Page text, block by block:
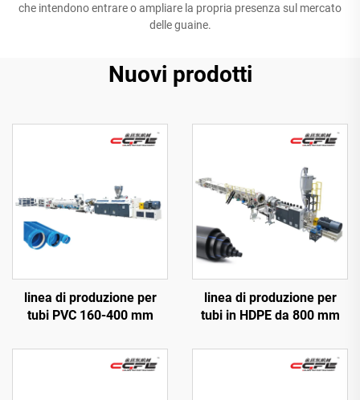
che intendono entrare o ampliare la propria presenza sul mercato
delle guaine.
Nuovi prodotti
linea di produzione per
tubi PVC 160-400 mm
linea di produzione per
tubi in HDPE da 800 mm